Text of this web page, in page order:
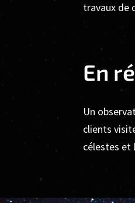
travaux de
En
Un
clients
célestes et